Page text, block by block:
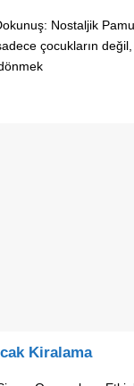
Nostaljik
çocukların değil,
Kiralama